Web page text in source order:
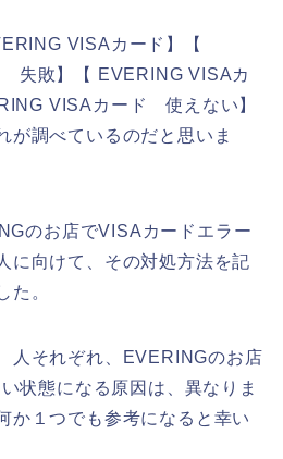
VISAカード】【
失敗】【 EVERING VISAカ
VISAカード 使えない】
が調べているのだと思いま
のお店でVISAカードエラー
に向けて、その対処方法を記
た。
人それぞれ、EVERINGのお店
状態になる原因は、異なりま
か１つでも参考になると幸い